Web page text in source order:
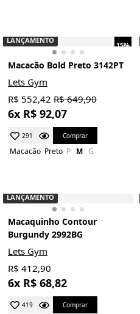
15%
LANÇAMENTO
Macacão Bold Preto 3142PT
Lets Gym
R$ 552,42 R$ 649,90
6x R$ 92,07
291 Comprar
Macacão Preto P M G
LANÇAMENTO
Macaquinho Contour
Burgundy 2992BG
Lets Gym
R$ 412,90
6x R$ 68,82
419 Comprar